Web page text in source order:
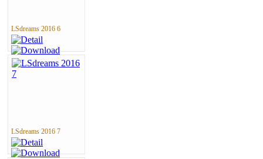
LSdreams 2016 6
LSdreams 2016 7